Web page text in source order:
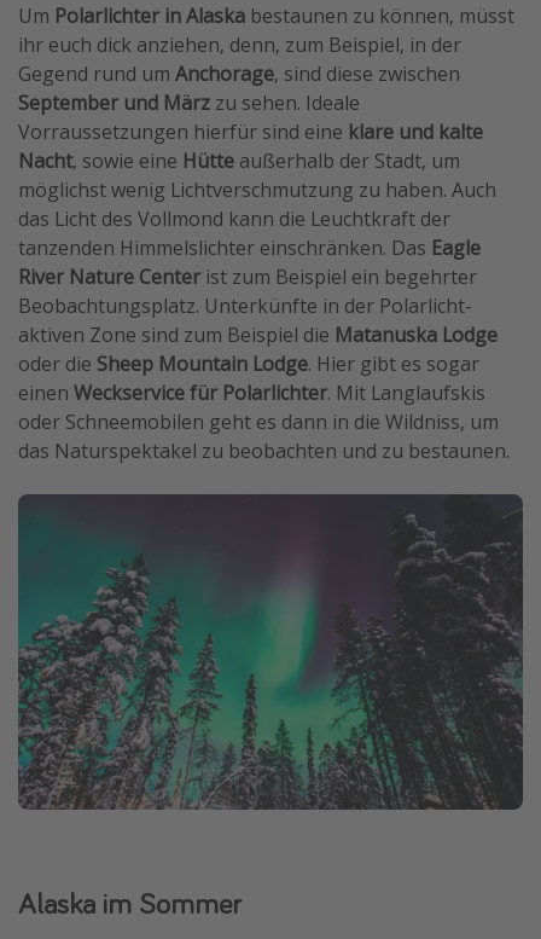
Um Polarlichter in Alaska bestaunen zu können, müsst
ihr euch dick anziehen, denn, zum Beispiel, in der
Gegend rund um Anchorage, sind diese zwischen
September und März zu sehen. Ideale
Vorraussetzungen hierfür sind eine klare und kalte
Nacht, sowie eine Hütte außerhalb der Stadt, um
möglichst wenig Lichtverschmutzung zu haben. Auch
das Licht des Vollmond kann die Leuchtkraft der
tanzenden Himmelslichter einschränken. Das Eagle
River Nature Center ist zum Beispiel ein begehrter
Beobachtungsplatz. Unterkünfte in der Polarlicht-
aktiven Zone sind zum Beispiel die Matanuska Lodge
oder die Sheep Mountain Lodge. Hier gibt es sogar
einen Weckservice für Polarlichter. Mit Langlaufskis
oder Schneemobilen geht es dann in die Wildniss, um
das Naturspektakel zu beobachten und zu bestaunen.
Alaska im Sommer